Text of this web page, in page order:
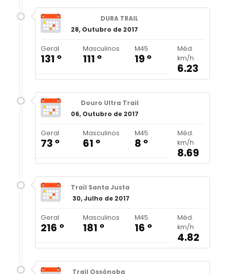
DURA TRAIL
28, Outubro de 2017
Geral
131 º
Masculinos
111 º
M45
19 º
Méd.
km/h
6.23
Douro Ultra Trail
06, Outubro de 2017
Geral
73 º
Masculinos
61 º
M45
8 º
Méd.
km/h
8.69
Trail Santa Justa
30, Julho de 2017
Geral
216 º
Masculinos
181 º
M45
16 º
Méd.
km/h
4.82
Trail Ossónoba